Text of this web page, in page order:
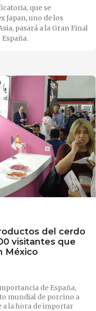
que se
Japan, uno de los
pasará a la Gran Final
del cerdo
visitantes que
México
de España,
mundial de porcino a
la hora de importar